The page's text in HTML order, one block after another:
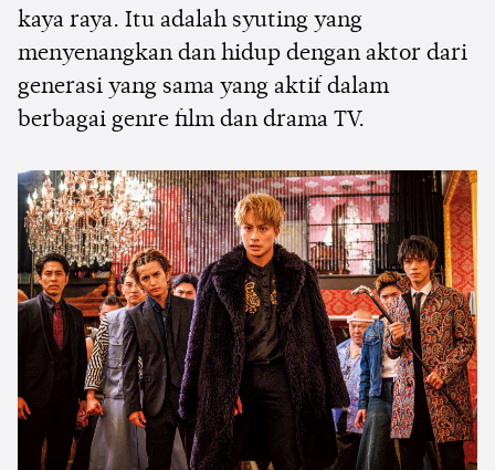
kaya raya. Itu adalah syuting yang
menyenangkan dan hidup dengan aktor dari
generasi yang sama yang aktif dalam
berbagai genre film dan drama TV.